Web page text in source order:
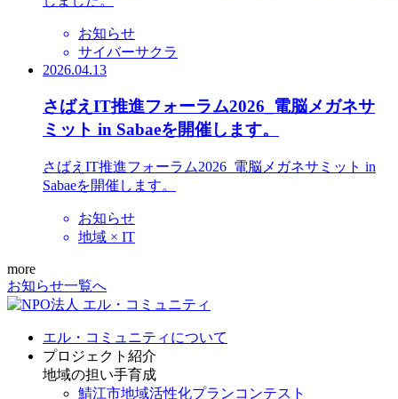
お知らせ
サイバーサクラ
2026.04.13
さばえIT推進フォーラム2026_電脳メガネサ
ミット in Sabaeを開催します。
さばえIT推進フォーラム2026_電脳メガネサミット in
Sabaeを開催します。
お知らせ
地域 × IT
more
お知らせ一覧へ
エル・コミュニティについて
プロジェクト紹介
地域の担い手育成
鯖江市地域活性化プランコンテスト